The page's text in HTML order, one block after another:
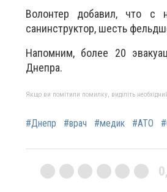
Волонтер добавил, что с
санинструктор, шесть
Напомним, более 20
Днепра.
Якщо ви помітили помилку, виділіть
#Днепр #врач #медик #АТО